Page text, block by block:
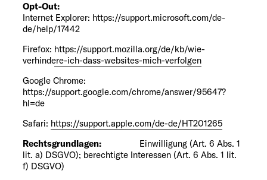
Opt-Out:
Internet Explorer: https://support.microsoft.com/de-
de/help/17442
Firefox: https://support.mozilla.org/de/kb/wie-
verhindere-ich-dass-websites-mich-verfolgen
Google Chrome:
https://support.google.com/chrome/answer/95647?
hl=de
Safari: https://support.apple.com/de-de/HT201265
Rechtsgrundlagen: Einwilligung (Art. 6 Abs. 1
lit. a) DSGVO); berechtigte Interessen (Art. 6 Abs. 1 lit.
f) DSGVO)